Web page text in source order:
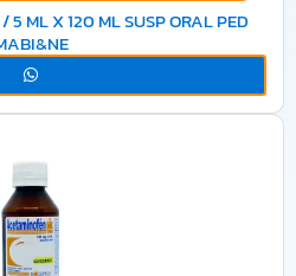
5 ML X 120 ML SUSP ORAL PED